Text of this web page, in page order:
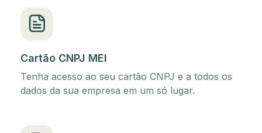
Cartão CNPJ MEI
Tenha acesso ao seu cartão CNPJ e a todos os
dados da sua empresa em um só lugar.